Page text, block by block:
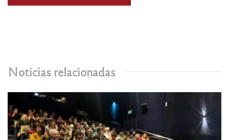
Noticias relacionadas